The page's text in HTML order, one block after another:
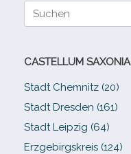
Suche
CASTELLUM SAXONIA
Stadt Chemnitz (20)
Stadt Dresden (161)
Stadt Leipzig (64)
Erzgebirgskreis (124)